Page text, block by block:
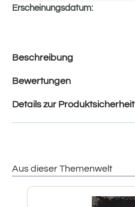
Erscheinungsdatum:
Beschreibung
Bewertungen
Details zur Produktsicherheit
Aus dieser Themenwelt
Produktgalerie überspringen